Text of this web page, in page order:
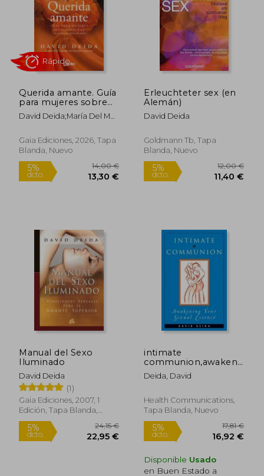
5% 28,27 € 5%
Querida amante. Guía
para mujeres sobre
los hombres, el sexo
y la profunda dicha de
David Deida;María Del Mar
Gaia Ediciones, 2026, Tapa
Blanda, Nuevo
5%
Rápido
Erleuchteter sex (en
Alemán)
David Deida
Goldmann Tb, Tapa
Blanda, Nuevo
5%
Manual del Sexo
Iluminado
David Deida
(1)
Gaia Ediciones, 2007, 1
Edición, Tapa Blanda,
Nuevo
intimate
communion,awakening
your sexual essence
(en Inglés)
Deida, David
Health Communications,
Tapa Blanda, Nuevo
Disponible Usado
en Buen Estado a